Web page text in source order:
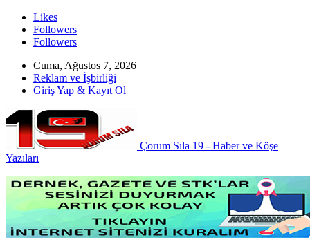
Likes
Followers
Followers
Cuma, Ağustos 7, 2026
Reklam ve İşbirliği
Giriş Yap & Kayıt Ol
Çorum Sıla 19 - Haber ve Köşe
Yazıları